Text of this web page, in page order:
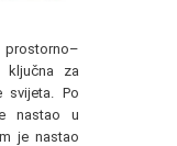
prostorno–
ključna za
svijeta. Po
nastao u
je nastao